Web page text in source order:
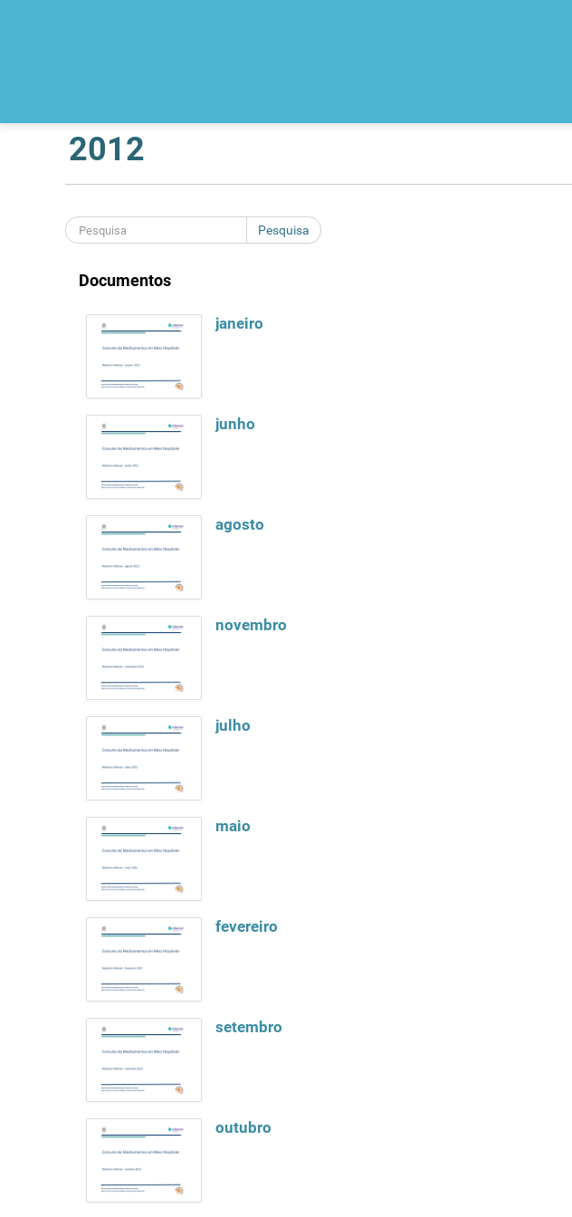
2012
Pesquisa
Documentos
janeiro
junho
agosto
novembro
julho
maio
fevereiro
setembro
outubro